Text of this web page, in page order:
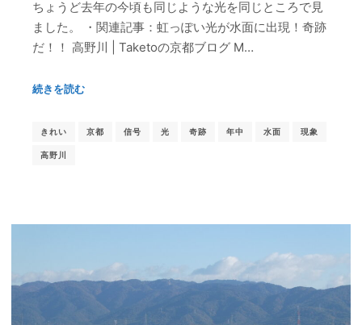
ちょうど去年の今頃も同じような光を同じところで見
ました。 ・関連記事：虹っぽい光が水面に出現！奇跡
だ！！ 高野川 | Taketoの京都ブログ M…
続きを読む
きれい 京都 信号 光 奇跡 年中 水面 現象
高野川